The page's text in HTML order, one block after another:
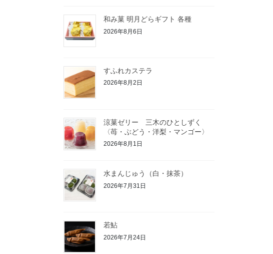
和み菓 明月どらギフト 各種
2026年8月6日
すふれカステラ
2026年8月2日
涼菓ゼリー 三木のひとしずく
〈苺・ぶどう・洋梨・マンゴー〉
2026年8月1日
水まんじゅう（白・抹茶）
2026年7月31日
若鮎
2026年7月24日